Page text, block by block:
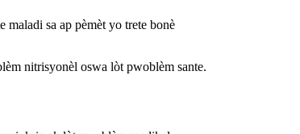
maladi sa ap pèmèt yo trete bonè
nitrisyonèl oswa lòt pwoblèm sante.